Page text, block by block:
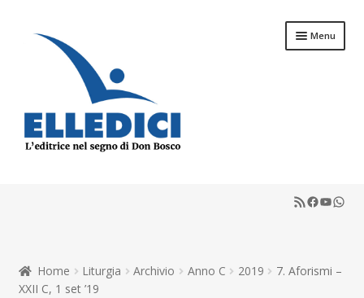
Vai
navigazione
Vai
contenuto
Menu
menu
Espandi
Sussidi
RSS FeedFacebook
Home Liturgia Archivio Anno C 2019
7. Aforismi –
XXII C, 1 set ’19